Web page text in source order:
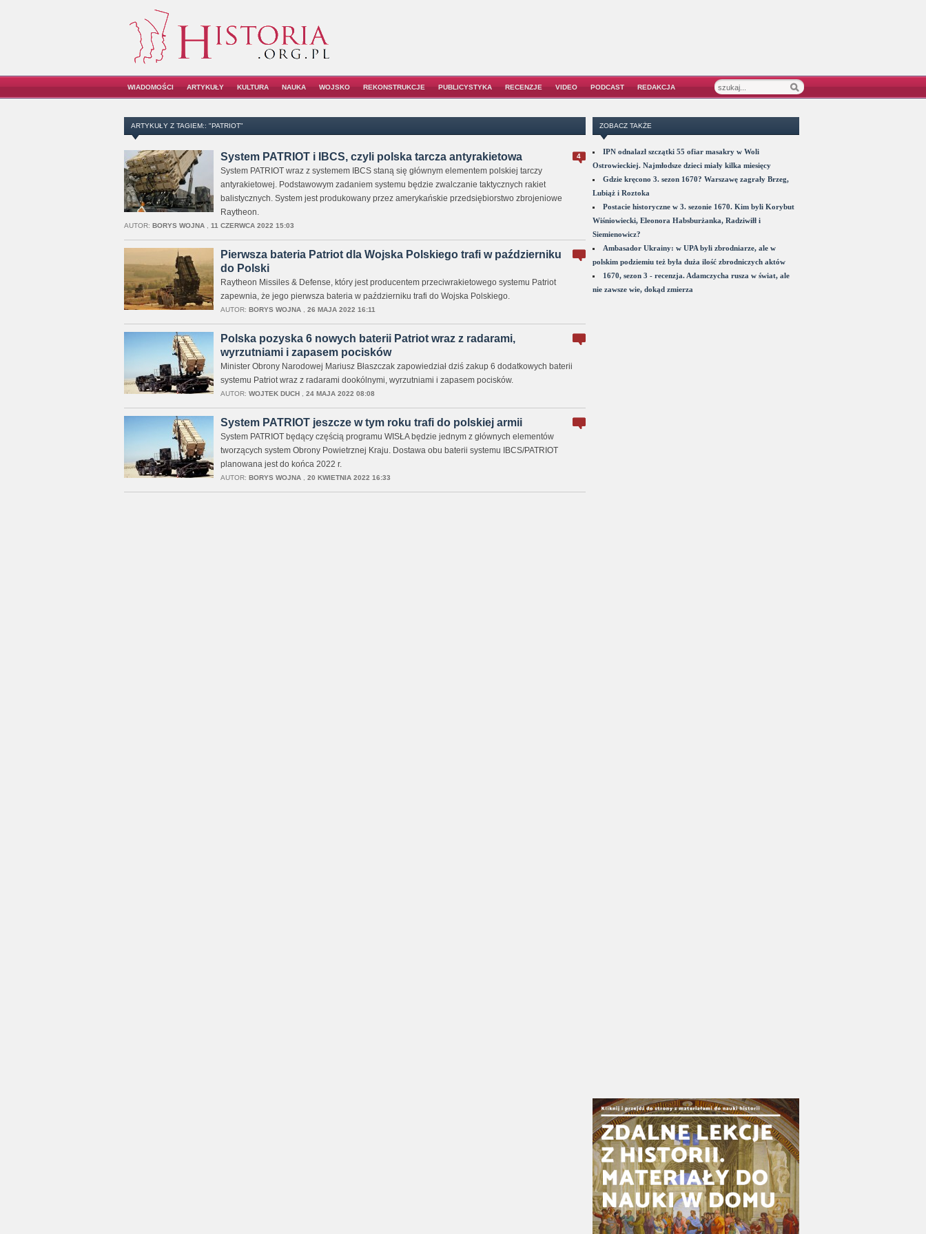
WIADOMOŚCI ARTYKUŁY KULTURA NAUKA WOJSKO REKONSTRUKCJE PUBLICYSTYKA RECENZJE VIDEO PODCAST REDAKCJA
ARTYKUŁY Z TAGIEM:: "PATRIOT"
4
System PATRIOT i IBCS, czyli polska tarcza antyrakietowa
System PATRIOT wraz z systemem IBCS staną się głównym elementem polskiej tarczy
antyrakietowej. Podstawowym zadaniem systemu będzie zwalczanie taktycznych rakiet
balistycznych. System jest produkowany przez amerykańskie przedsiębiorstwo zbrojeniowe
Raytheon.
AUTOR: BORYS WOJNA, 11 CZERWCA 2022 15:03
Pierwsza bateria Patriot dla Wojska Polskiego trafi w październiku
do Polski
Raytheon Missiles & Defense, który jest producentem przeciwrakietowego systemu Patriot
zapewnia, że jego pierwsza bateria w październiku trafi do Wojska Polskiego.
AUTOR: BORYS WOJNA, 26 MAJA 2022 16:11
Polska pozyska 6 nowych baterii Patriot wraz z radarami,
wyrzutniami i zapasem pocisków
Minister Obrony Narodowej Mariusz Błaszczak zapowiedział dziś zakup 6 dodatkowych baterii
systemu Patriot wraz z radarami dookólnymi, wyrzutniami i zapasem pocisków.
AUTOR: WOJTEK DUCH, 24 MAJA 2022 08:08
System PATRIOT jeszcze w tym roku trafi do polskiej armii
System PATRIOT będący częścią programu WISŁA będzie jednym z głównych elementów
tworzących system Obrony Powietrznej Kraju. Dostawa obu baterii systemu IBCS/PATRIOT
planowana jest do końca 2022 r.
AUTOR: BORYS WOJNA, 20 KWIETNIA 2022 16:33
ZOBACZ TAKŻE
IPN odnalazł szczątki 55 ofiar masakry w Woli
Ostrowieckiej. Najmłodsze dzieci miały kilka miesięcy
Gdzie kręcono 3. sezon 1670? Warszawę zagrały Brzeg,
Lubiąż i Roztoka
Postacie historyczne w 3. sezonie 1670. Kim byli Korybut
Wiśniowiecki, Eleonora Habsburżanka, Radziwiłł i
Siemienowicz?
Ambasador Ukrainy: w UPA byli zbrodniarze, ale w
polskim podziemiu też była duża ilość zbrodniczych aktów
1670, sezon 3 - recenzja. Adamczycha rusza w świat, ale
nie zawsze wie, dokąd zmierza